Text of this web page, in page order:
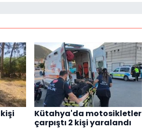
Kütahya'da motosikletler
çarpıştı 2 kişi yaralandı